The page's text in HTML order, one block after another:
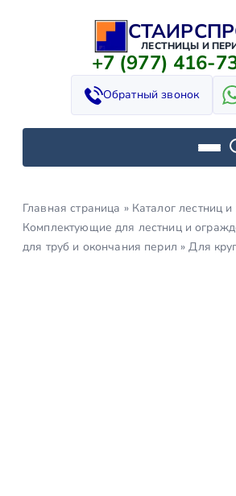
ЛЕСТНИЦЫ И
+7 (977) 416-
Обратный звонок
Главная страница » Каталог лестниц
Комплектующие для лестниц и
для труб и окончания перил »Для